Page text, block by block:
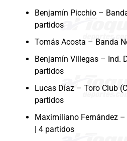
Benjamín Picchio –
partidos
Tomás Acosta – Banda
Benjamín Villegas – Ind.
partidos
Lucas Díaz – Toro Club
partidos
Maximiliano Fernández
| 4 partidos